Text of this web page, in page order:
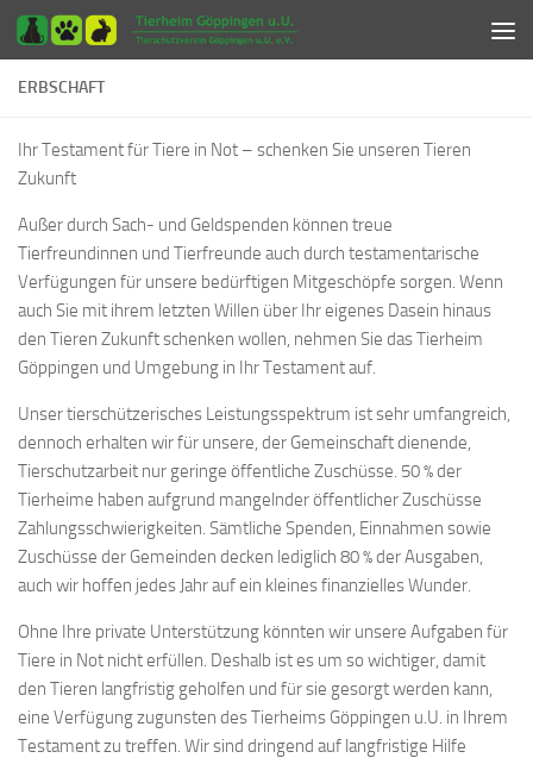
Zum Inhalt springen
ERBSCHAFT
Ihr Testament für Tiere in Not – schenken Sie unseren Tieren
Zukunft
Außer durch Sach- und Geldspenden können treue
Tierfreundinnen und Tierfreunde auch durch testamentarische
Verfügungen für unsere bedürftigen Mitgeschöpfe sorgen. Wenn
auch Sie mit ihrem letzten Willen über Ihr eigenes Dasein hinaus
den Tieren Zukunft schenken wollen, nehmen Sie das Tierheim
Göppingen und Umgebung in Ihr Testament auf.
Unser tierschützerisches Leistungsspektrum ist sehr umfangreich,
dennoch erhalten wir für unsere, der Gemeinschaft dienende,
Tierschutzarbeit nur geringe öffentliche Zuschüsse. 50 % der
Tierheime haben aufgrund mangelnder öffentlicher Zuschüsse
Zahlungsschwierigkeiten. Sämtliche Spenden, Einnahmen sowie
Zuschüsse der Gemeinden decken lediglich 80 % der Ausgaben,
auch wir hoffen jedes Jahr auf ein kleines finanzielles Wunder.
Ohne Ihre private Unterstützung könnten wir unsere Aufgaben für
Tiere in Not nicht erfüllen. Deshalb ist es um so wichtiger, damit
den Tieren langfristig geholfen und für sie gesorgt werden kann,
eine Verfügung zugunsten des Tierheims Göppingen u.U. in Ihrem
Testament zu treffen. Wir sind dringend auf langfristige Hilfe